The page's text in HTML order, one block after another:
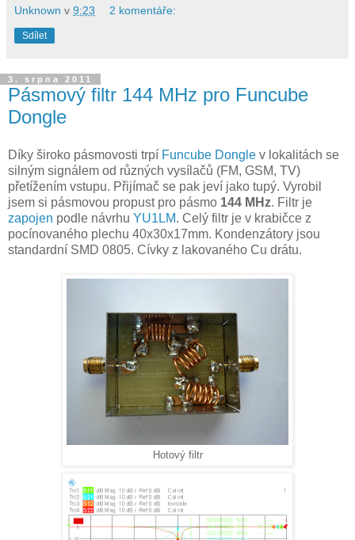
Unknown v 9:23 2 komentáře:
Sdílet
3. srpna 2011
Pásmový filtr 144 MHz pro Funcube
Dongle
Díky široko pásmovosti trpí Funcube Dongle v lokalitách se
silným signálem od různých vysílačů (FM, GSM, TV)
přetížením vstupu. Přijímač se pak jeví jako tupý. Vyrobil
jsem si pásmovou propust pro pásmo 144 MHz. Filtr je
zapojen podle návrhu YU1LM. Celý filtr je v krabičce z
pocínovaného plechu 40x30x17mm. Kondenzátory jsou
standardní SMD 0805. Cívky z lakovaného Cu drátu.
Hotový filtr